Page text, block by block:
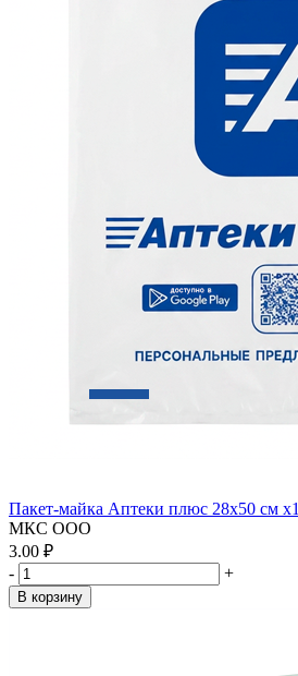
Пакет-майка Аптеки плюс 28х50 см x1
МКС ООО
3.00 ₽
-
+
В корзину